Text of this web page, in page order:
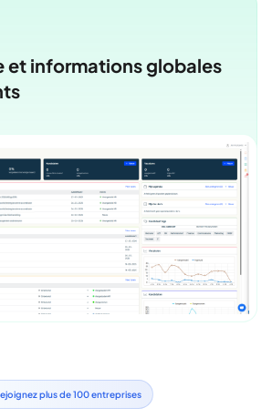
et informations globales
plus de 100 entreprises